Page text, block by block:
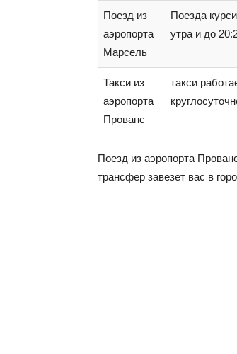
Поезд из
аэропорта
Марсель
Поезда
утра и до
Такси из
аэропорта
Прованс
такси
Поезд из аэропорта
трансфер завезет вас в